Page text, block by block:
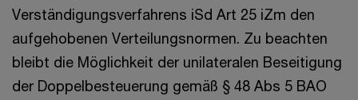
Verständigungsverfahrens iSd Art 25 iZm den
aufgehobenen Verteilungsnormen. Zu beachten
bleibt die Möglichkeit der unilateralen Beseitigung
der Doppelbesteuerung gemäß § 48 Abs 5 BAO